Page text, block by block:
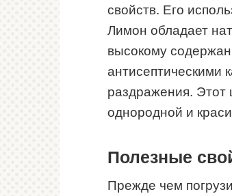
свойств. Его
Лимон обладает
высокому
антисептическими
раздражения. Этот
однородной и
Полезные
Прежде чем